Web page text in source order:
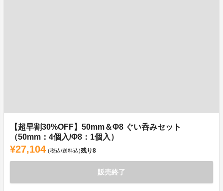
【超早割30%OFF】50mm＆Φ8 ぐい呑みセット
（50mm：4個入/Φ8：1個入）
¥27,104 (税込/送料込)残り8
販売終了